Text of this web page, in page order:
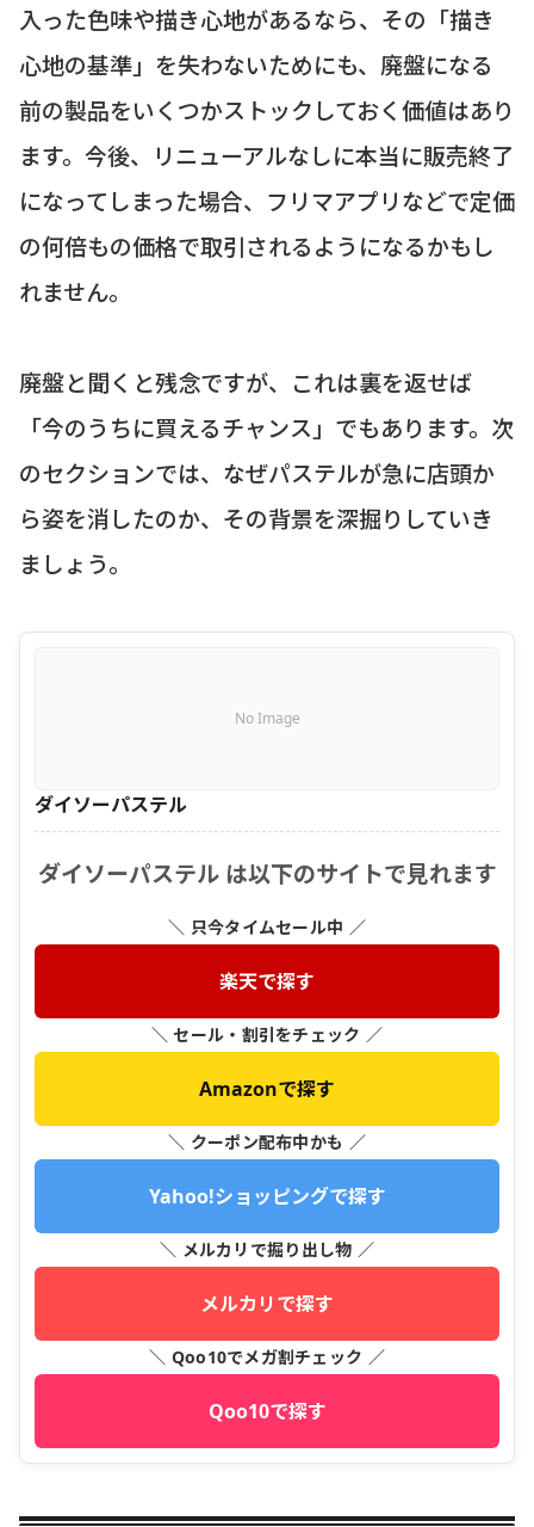
入った色味や描き心地があるなら、その「描き
心地の基準」を失わないためにも、廃盤になる
前の製品をいくつかストックしておく価値はあり
ます。今後、リニューアルなしに本当に販売終了
になってしまった場合、フリマアプリなどで定価
の何倍もの価格で取引されるようになるかもし
れません。
廃盤と聞くと残念ですが、これは裏を返せば
「今のうちに買えるチャンス」でもあります。次
のセクションでは、なぜパステルが急に店頭か
ら姿を消したのか、その背景を深掘りしていき
ましょう。
No Image
ダイソーパステル
ダイソーパステル は以下のサイトで見れます
＼ 只今タイムセール中 ／
楽天で探す
＼ セール・割引をチェック ／
Amazonで探す
＼ クーポン配布中かも ／
Yahoo!ショッピングで探す
＼ メルカリで掘り出し物 ／
メルカリで探す
＼ Qoo10でメガ割チェック ／
Qoo10で探す